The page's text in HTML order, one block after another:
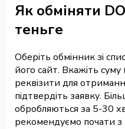
Як обміняти
теньге
Оберіть обмінник зі
його сайт. Вкажіть
реквізити для
підтвердіть заявку.
обробляються за 5-30
рекомендуємо почати з